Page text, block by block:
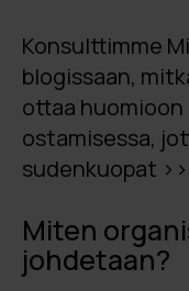
Konsulttimme
blogissaan,
ottaa
ostamisessa,
sudenkuopat >>
Miten
johdetaan?